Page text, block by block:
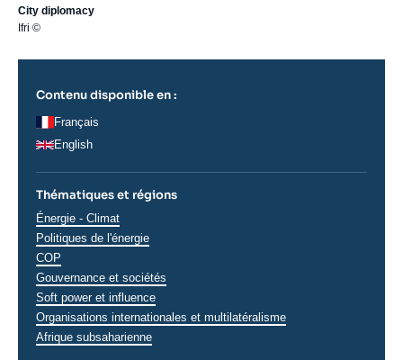
City diplomacy
Ifri ©
Contenu disponible en :
Français
English
Thématiques et régions
Thématiques
analyses
Énergie - Climat
Politiques de l'énergie
COP
Gouvernance et sociétés
Soft power et influence
Organisations internationales et multilatéralisme
Régions
Afrique subsaharienne